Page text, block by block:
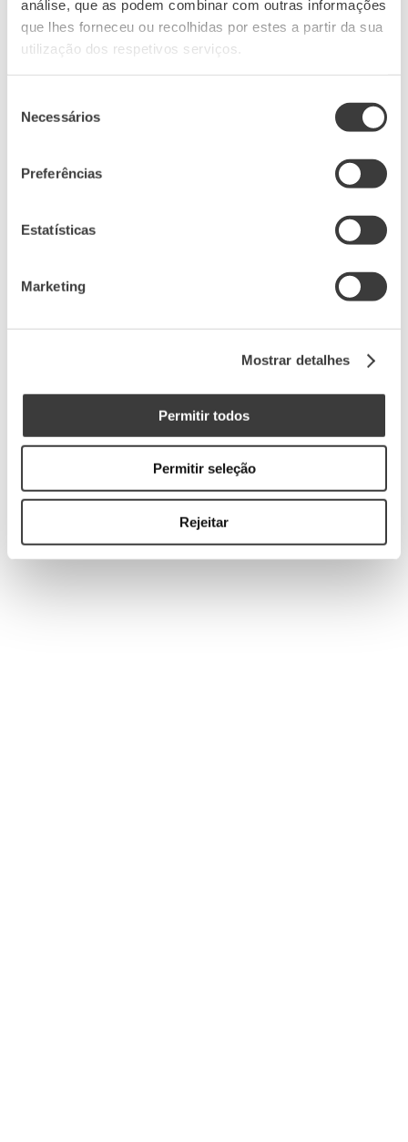
análise, que as podem combinar com outras informações
que lhes forneceu ou recolhidas por estes a partir da sua
utilização dos respetivos serviços.
Necessários
Preferências
Estatísticas
Marketing
Mostrar detalhes
Permitir todos
Permitir seleção
Rejeitar